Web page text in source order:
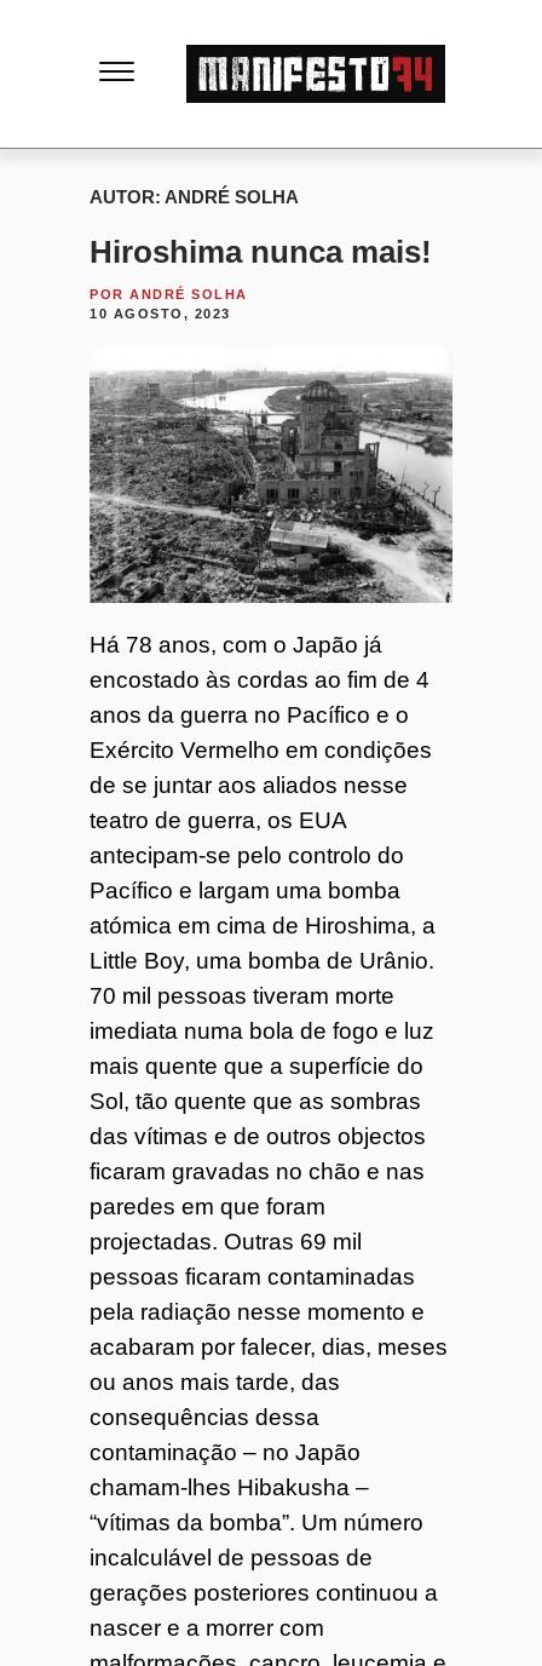
M
a
n
i
f
e
s
t
o
7
4
AUTOR: ANDRÉ SOLHA
Hiroshima nunca mais!
POR ANDRÉ SOLHA
10 AGOSTO, 2023
Há 78 anos, com o Japão já
encostado às cordas ao fim de 4
anos da guerra no Pacífico e o
Exército Vermelho em condições
de se juntar aos aliados nesse
teatro de guerra, os EUA
antecipam-se pelo controlo do
Pacífico e largam uma bomba
atómica em cima de Hiroshima, a
Little Boy, uma bomba de Urânio.
70 mil pessoas tiveram morte
imediata numa bola de fogo e luz
mais quente que a superfície do
Sol, tão quente que as sombras
das vítimas e de outros objectos
ficaram gravadas no chão e nas
paredes em que foram
projectadas. Outras 69 mil
pessoas ficaram contaminadas
pela radiação nesse momento e
acabaram por falecer, dias, meses
ou anos mais tarde, das
consequências dessa
contaminação – no Japão
chamam-lhes Hibakusha –
“vítimas da bomba”. Um número
incalculável de pessoas de
gerações posteriores continuou a
nascer e a morrer com